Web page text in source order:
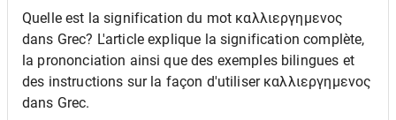
Quelle est la signification du mot καλλιεργημενος
dans Grec? L'article explique la signification complète,
la prononciation ainsi que des exemples bilingues et
des instructions sur la façon d'utiliser καλλιεργημενος
dans Grec.